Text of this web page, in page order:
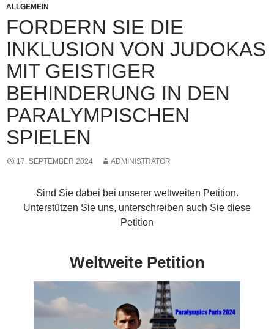
ALLGEMEIN
FORDERN SIE DIE
INKLUSION VON JUDOKAS
MIT GEISTIGER
BEHINDERUNG IN DEN
PARALYMPISCHEN
SPIELEN
17. SEPTEMBER 2024 ADMINISTRATOR
Sind Sie dabei bei unserer weltweiten Petition.
Unterstützen Sie uns, unterschreiben auch Sie diese
Petition
Weltweite Petition